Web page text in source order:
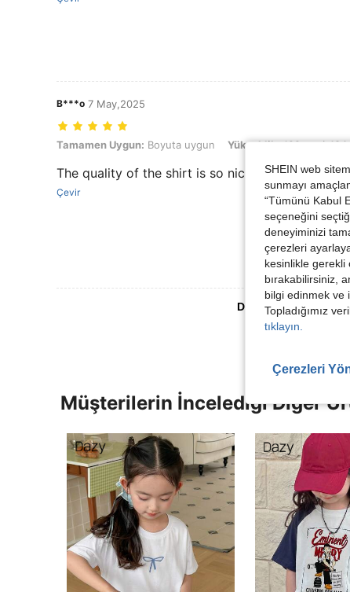
B***o 7 May,2025
Tamamen Uygun: Boyuta uygun, Yükseklik: 122 cm / 48 in,
Tamamen Uygun: Boyuta uygun Yükseklik:122 cm / 48
The quality of the shirt is so nice is exactly like
Çevir
Daha Fazla
Müşterilerin İncelediği Diğer
SHEIN web
sunmayı
“Tümünü Kabul
seçeneğini
deneyiminizi
çerezleri
kesinlikle gerekli
bırakabilirsiniz,
bilgi edinmek ve
Topladığımız
tıklayın.
Çerezleri